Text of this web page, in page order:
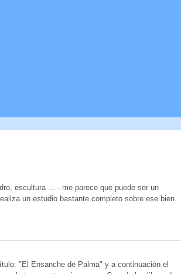
escultura ... - me parece que puede ser un
un estudio bastante completo sobre ese bien.
"El Ensanche de Palma" y a continuación el